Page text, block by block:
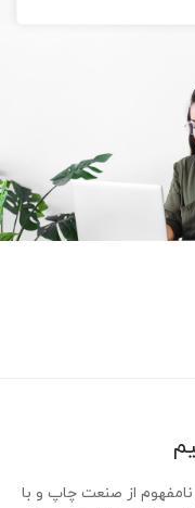
از صنعت چاپ و با